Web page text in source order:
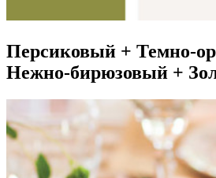
Персиковый + Темно-
Нежно-бирюзовый +